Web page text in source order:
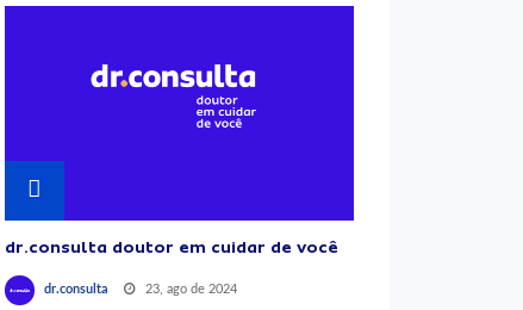
dr.consulta doutor em cuidar de você
dr.consulta 23, ago de 2024